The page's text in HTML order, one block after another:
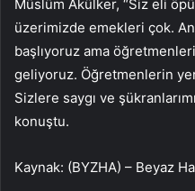
Müslüm Akülker, “Siz eli
üzerimizde emekleri çok.
başlıyoruz ama
geliyoruz. Öğretmenlerin
Sizlere saygı ve
konuştu.
Kaynak: (BYZHA) – Beyaz